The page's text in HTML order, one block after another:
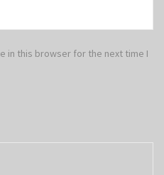
in this browser for the next time I